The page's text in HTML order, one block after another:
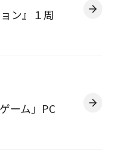
ン』１周
ーム」PC